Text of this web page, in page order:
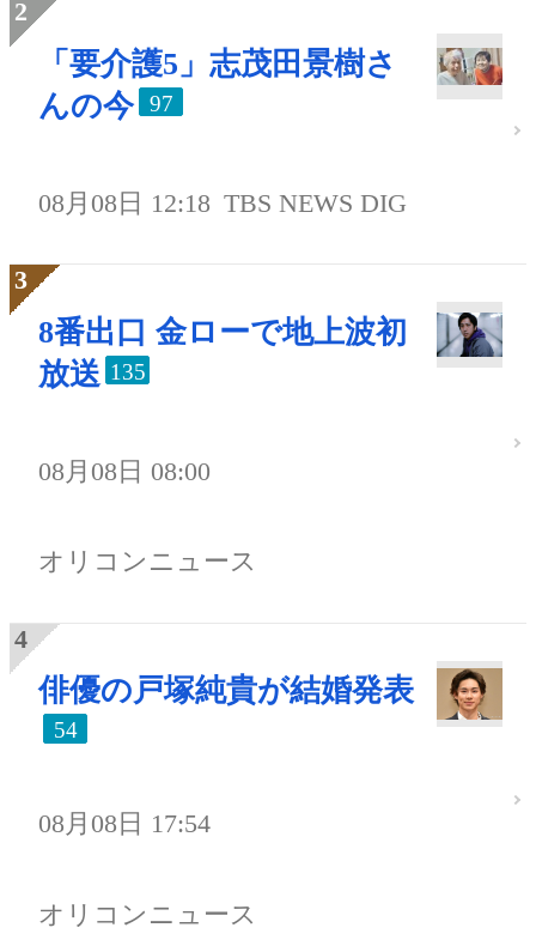
「要介護5」志茂田景樹さ
んの今
97
08月08日 12:18 TBS NEWS DIG
8番出口 金ローで地上波初
放送 135
08月08日 08:00
オリコンニュース
俳優の戸塚純貴が結婚発表
54
08月08日 17:54
オリコンニュース